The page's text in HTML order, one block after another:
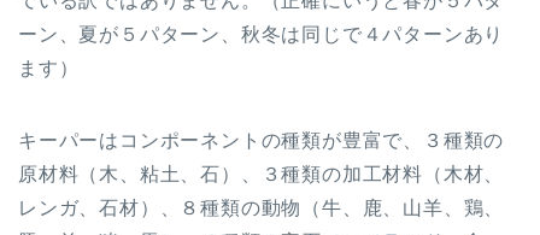
ーン、夏が５パターン、秋冬は同じで４パターンあり
ます）
キーパーはコンポーネントの種類が豊富で、３種類の
原材料（木、粘土、石）、３種類の加工材料（木材、
レンガ、石材）、８種類の動物（牛、鹿、山羊、鶏、